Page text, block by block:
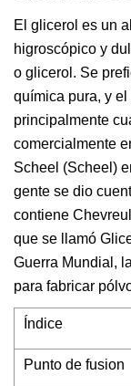
El glicerol es un
higroscópico y
o glicerol. Se
química pura, y
principalmente
comercialmente
Scheel (Scheel)
gente se dio
contiene
que se llamó
Guerra Mundial,
para fabricar
Índice
Punto de fusion